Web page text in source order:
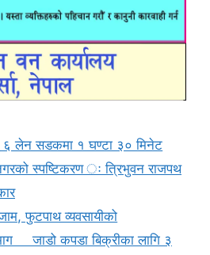
६ लेन सडकमा १ घण्टा ३० मिनेट
स्पष्टिकरण ः त्रिभुवन राजपथ
फुटपाथ व्यवसायीको
जाडो कपडा बिक्रीका लागि ३